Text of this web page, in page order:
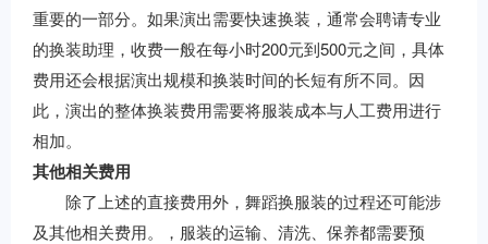
重要的一部分。如果演出需要快速换装，通常会聘请专业
的换装助理，收费一般在每小时200元到500元之间，具体
费用还会根据演出规模和换装时间的长短有所不同。因
此，演出的整体换装费用需要将服装成本与人工费用进行
相加。
其他相关费用
除了上述的直接费用外，舞蹈换服装的过程还可能涉
及其他相关费用。，服装的运输、清洗、保养都需要预